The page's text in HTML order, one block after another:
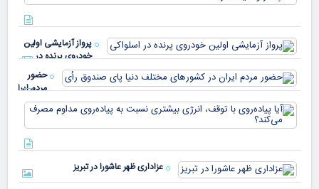
پرواز آزمایشی اولین
خودروی پرنده در
اسلواکی
حضور
مردم ایران
در
کشورهای
مختلف
دنیا پای
صندوق
عزاداری ظهر عاشورا در تبریز